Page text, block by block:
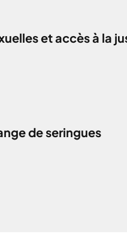
et accès à la
de seringues